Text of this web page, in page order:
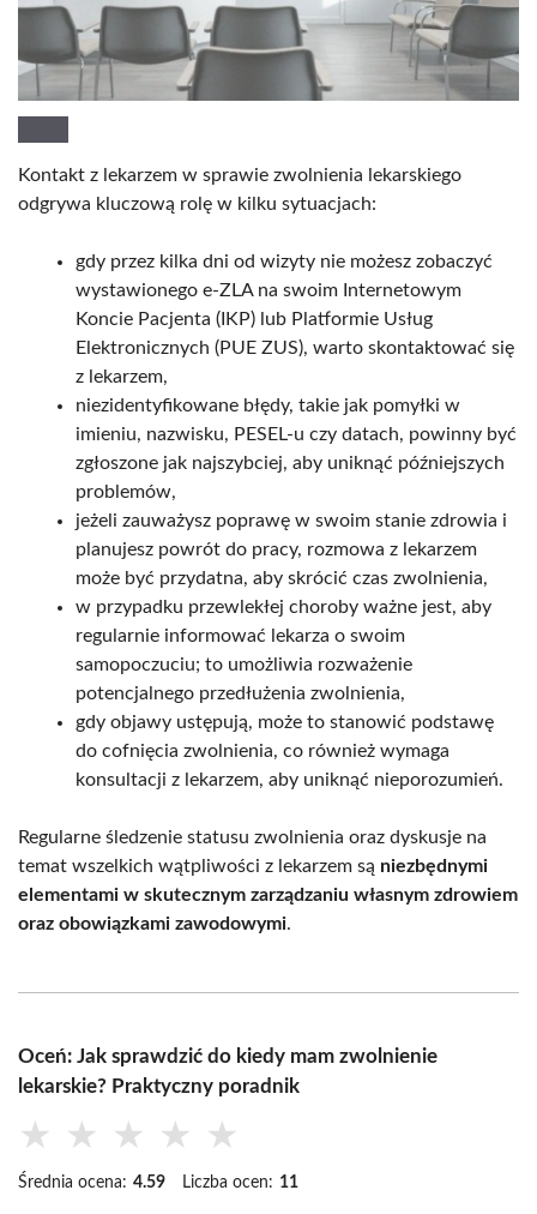
Kontakt z lekarzem w sprawie zwolnienia lekarskiego
odgrywa kluczową rolę w kilku sytuacjach:
gdy przez kilka dni od wizyty nie możesz zobaczyć
wystawionego e-ZLA na swoim Internetowym
Koncie Pacjenta (IKP) lub Platformie Usług
Elektronicznych (PUE ZUS), warto skontaktować się
z lekarzem,
niezidentyfikowane błędy, takie jak pomyłki w
imieniu, nazwisku, PESEL-u czy datach, powinny być
zgłoszone jak najszybciej, aby uniknąć późniejszych
problemów,
jeżeli zauważysz poprawę w swoim stanie zdrowia i
planujesz powrót do pracy, rozmowa z lekarzem
może być przydatna, aby skrócić czas zwolnienia,
w przypadku przewlekłej choroby ważne jest, aby
regularnie informować lekarza o swoim
samopoczuciu; to umożliwia rozważenie
potencjalnego przedłużenia zwolnienia,
gdy objawy ustępują, może to stanowić podstawę
do cofnięcia zwolnienia, co również wymaga
konsultacji z lekarzem, aby uniknąć nieporozumień.
Regularne śledzenie statusu zwolnienia oraz dyskusje na
temat wszelkich wątpliwości z lekarzem są niezbędnymi
elementami w skutecznym zarządzaniu własnym zdrowiem
oraz obowiązkami zawodowymi.
Oceń: Jak sprawdzić do kiedy mam zwolnienie
lekarskie? Praktyczny poradnik
★ ★ ★ ★ ★
Średnia ocena: 4.59 Liczba ocen: 11